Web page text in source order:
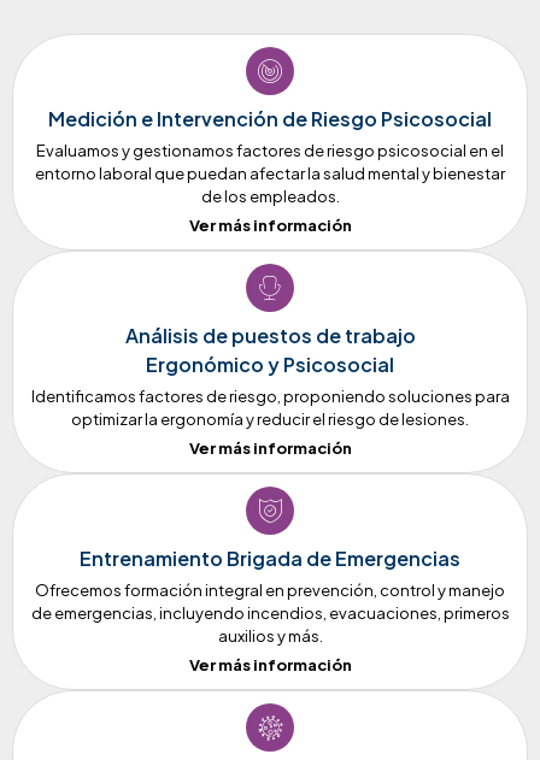
Medición e Intervención de Riesgo Psicosocial
Evaluamos y gestionamos factores de riesgo psicosocial en el
entorno laboral que puedan afectar la salud mental y bienestar
de los empleados.
Ver más información
Análisis de puestos de trabajo
Ergonómico y Psicosocial
Identificamos factores de riesgo, proponiendo soluciones para
optimizar la ergonomía y reducir el riesgo de lesiones.
Ver más información
Entrenamiento Brigada de Emergencias
Ofrecemos formación integral en prevención, control y manejo
de emergencias, incluyendo incendios, evacuaciones, primeros
auxilios y más.
Ver más información